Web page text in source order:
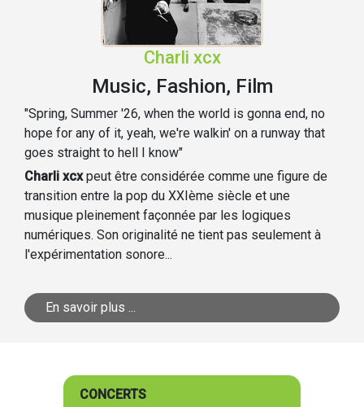
Charli xcx
Music, Fashion, Film
"Spring, Summer '26, when the world is gonna end, no
hope for any of it, yeah, we're walkin' on a runway that
goes straight to hell I know"
Charli xcxpeut être considérée comme une figure de
transition entre la pop du XXIème siècle et une
musique pleinement façonnée par les logiques
numériques. Son originalité ne tient pas seulement à
l'expérimentation sonore...
En savoir plus ...
CONCERTS